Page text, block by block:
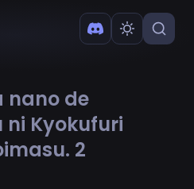
nano de
ni Kyokufuri
2